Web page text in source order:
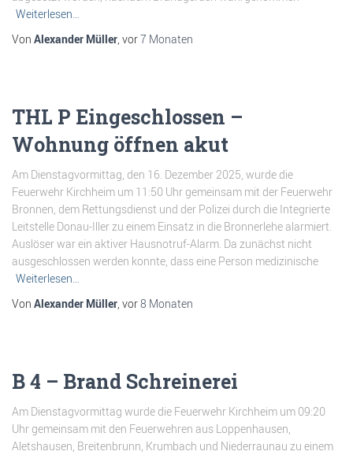
Weiterlesen…
Von Alexander Müller, vor7 Monaten
THL P Eingeschlossen –
Wohnung öffnen akut
Am Dienstagvormittag, den 16. Dezember 2025, wurde die
Feuerwehr Kirchheim um 11:50 Uhr gemeinsam mit der Feuerwehr
Bronnen, dem Rettungsdienst und der Polizei durch die Integrierte
Leitstelle Donau-Iller zu einem Einsatz in die Bronnerlehe alarmiert.
Auslöser war ein aktiver Hausnotruf-Alarm. Da zunächst nicht
ausgeschlossen werden konnte, dass eine Person medizinische
Weiterlesen…
Von Alexander Müller, vor8 Monaten
B 4 – Brand Schreinerei
Am Dienstagvormittag wurde die Feuerwehr Kirchheim um 09:20
Uhr gemeinsam mit den Feuerwehren aus Loppenhausen,
Aletshausen, Breitenbrunn, Krumbach und Niederraunau zu einem